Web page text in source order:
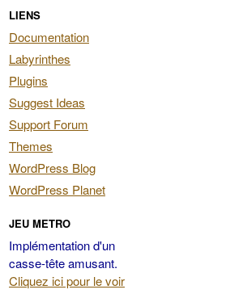
LIENS
Documentation
Labyrinthes
Plugins
Suggest Ideas
Support Forum
Themes
WordPress Blog
WordPress Planet
JEU METRO
Implémentation d'un
casse-tête amusant.
Cliquez ici pour le voir